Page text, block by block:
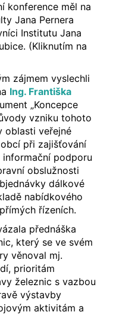
konference měl na
Jana Pernera
Institutu Jana
(Kliknutím na
zájmem vyslechli
Ing. Františka
„Koncepce
vzniku tohoto
oblasti veřejné
při zajišťování
podporu
obslužnosti
dálkové
nabídkového
řízeních.
přednáška
který se ve svém
věnoval mj.
prioritám
železnic s vazbou
výstavby
aktivitám a